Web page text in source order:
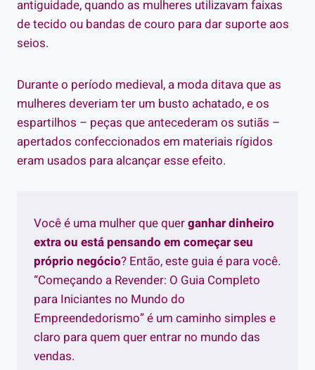
antiguidade, quando as mulheres utilizavam faixas
de tecido ou bandas de couro para dar suporte aos
seios.
Durante o período medieval, a moda ditava que as
mulheres deveriam ter um busto achatado, e os
espartilhos – peças que antecederam os sutiãs –
apertados confeccionados em materiais rígidos
eram usados para alcançar esse efeito.
Você é uma mulher que querganhar dinheiro
extra ou está pensando em começar seu
próprio negócio? Então, este guia é para você.
“Começando a Revender: O Guia Completo
para Iniciantes no Mundo do
Empreendedorismo” é um caminho simples e
claro para quem quer entrar no mundo das
vendas.